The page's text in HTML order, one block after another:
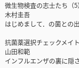
微生物検査の志士たち（5）
木村圭吾
はじめまして．の菌との
抗菌薬選択チェックメイ
山田和範
インフルエンザの裏に隠